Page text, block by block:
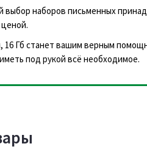
выбор наборов письменных
16 Гб станет вашим верным
под рукой всё необходимое.